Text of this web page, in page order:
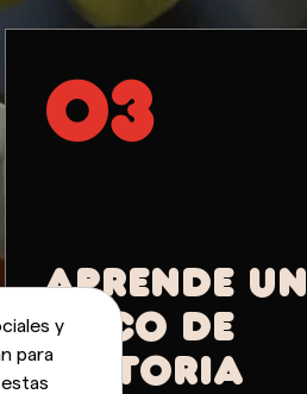
03
APRENDE UN
POCO DE
HISTORIA
y
para